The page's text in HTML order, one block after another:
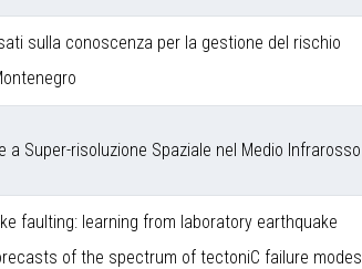
sulla conoscenza per la gestione del rischio
a Super-risoluzione Spaziale nel Medio Infrarosso
faulting: learning from laboratory earthquake
of the spectrum of tectoniC failure modes